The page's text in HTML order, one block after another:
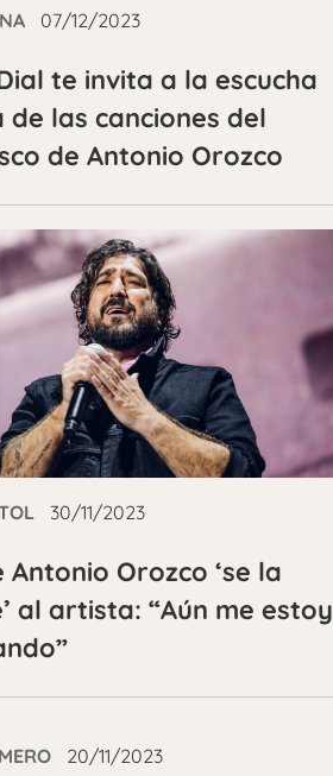
07/12/2023
te invita a la escucha
de las canciones del
de Antonio Orozco
30/11/2023
Antonio Orozco ‘se la
al artista: “Aún me estoy
20/11/2023